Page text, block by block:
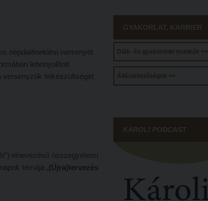
népdaléneklési versenyét
lebonyolított
versenyzők felkészültségét
elnevezésű összegyetemi
témája „(Újra)tervezés
GYAKORLAT, KARRIER
Diák- és gyakornoki munkák >>
Álláslehetőségek >>
KÁROLI PODCAST